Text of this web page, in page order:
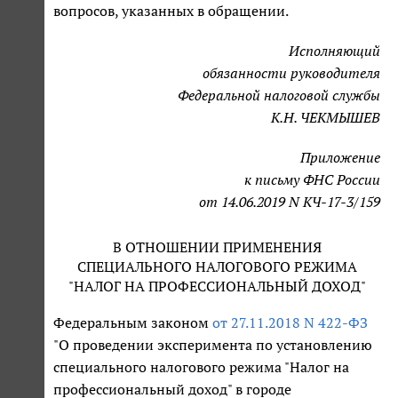
вопросов, указанных в обращении.
Исполняющий
обязанности руководителя
Федеральной налоговой службы
К.Н. ЧЕКМЫШЕВ
Приложение
к письму ФНС России
от 14.06.2019 N КЧ-17-3/159
В ОТНОШЕНИИ ПРИМЕНЕНИЯ
СПЕЦИАЛЬНОГО НАЛОГОВОГО РЕЖИМА
"НАЛОГ НА ПРОФЕССИОНАЛЬНЫЙ ДОХОД"
Федеральным законом от 27.11.2018 N 422-ФЗ
"О проведении эксперимента по установлению
специального налогового режима "Налог на
профессиональный доход" в городе